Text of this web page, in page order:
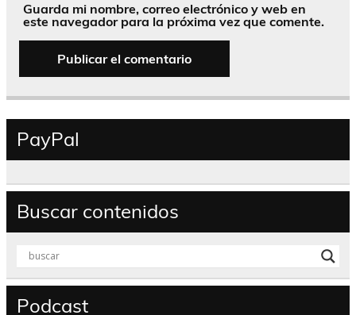
Guarda mi nombre, correo electrónico y web en
este navegador para la próxima vez que comente.
PayPal
Buscar contenidos
Podcast